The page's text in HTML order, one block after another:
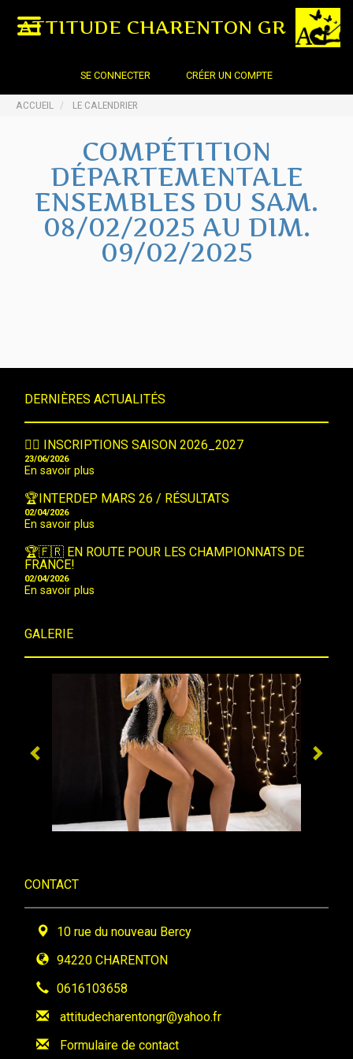
ATTITUDE CHARENTON GR
SE CONNECTER CRÉER UN COMPTE
ACCUEIL LE CALENDRIER
COMPÉTITION
DÉPARTEMENTALE
ENSEMBLES DU SAM.
08/02/2025 AU DIM.
09/02/2025
DERNIÈRES ACTUALITÉS
🤸‍♀️ INSCRIPTIONS SAISON 2026_2027
23/06/2026
En savoir plus
🏆INTERDEP MARS 26 / RÉSULTATS
02/04/2026
En savoir plus
🏆🇫🇷 EN ROUTE POUR LES CHAMPIONNATS DE
FRANCE!
02/04/2026
En savoir plus
GALERIE
CONTACT
10 rue du nouveau Bercy
94220 CHARENTON
0616103658
attitudecharentongr@yahoo.fr
Formulaire de contact